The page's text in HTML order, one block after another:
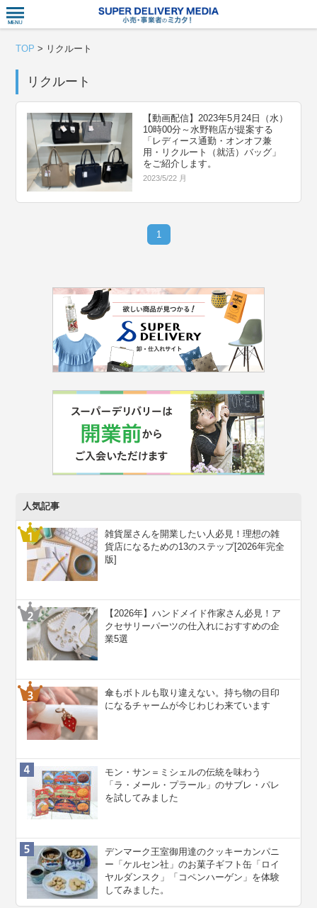
TOP > リクルート
リクルート
【動画配信】2023年5月24日（水）
10時00分～水野鞄店が提案する
「レディース通勤・オンオフ兼
用・リクルート（就活）バッグ」
をご紹介します。
2023/5/22 月
1
人気記事
雑貨屋さんを開業したい人必見！理想の雑
貨店になるための13のステップ[2026年完全
版]
【2026年】ハンドメイド作家さん必見！ア
クセサリーパーツの仕入れにおすすめの企
業5選
傘もボトルも取り違えない。持ち物の目印
になるチャームが今じわじわ来ています
モン・サン＝ミシェルの伝統を味わう
「ラ・メール・プラール」のサブレ・パレ
を試してみました
デンマーク王室御用達のクッキーカンパニ
ー「ケルセン社」のお菓子ギフト缶「ロイ
ヤルダンスク」「コペンハーゲン」を体験
してみました。